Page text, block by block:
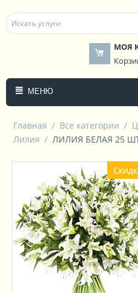
МОЯ
МЕНЮ
Главная / Все категории /
Лилия / ЛИЛИЯ БЕЛАЯ 25